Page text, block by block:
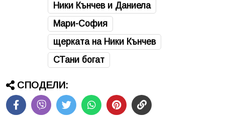
Ники Кънчев и Даниела
Мари-София
щерката на Ники Кънчев
СТани богат
СПОДЕЛИ: